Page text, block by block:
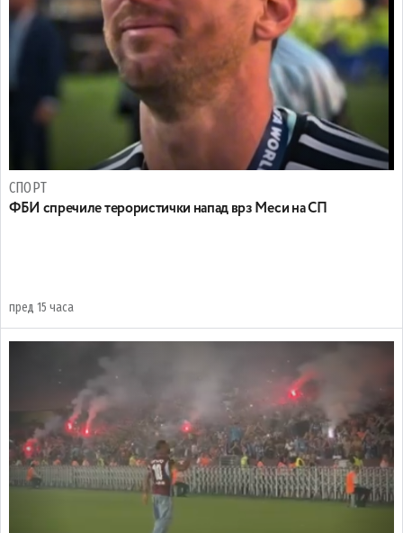
СПОРТ
ФБИ спречиле терористички напад врз Меси на СП
пред 15 часа